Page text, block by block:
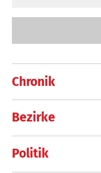
Chronik
Bezirke
Politik